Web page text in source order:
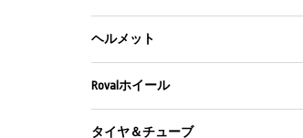
ヘルメット
Rovalホイール
タイヤ＆チューブ